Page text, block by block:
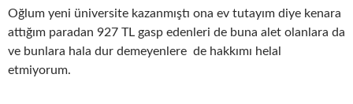
Oğlum yeni üniversite kazanmıştı ona ev tutayım diye kenara
attığım paradan 927 TL gasp edenleri de buna alet olanlara da
ve bunlara hala dur demeyenlere de hakkımı helal
etmiyorum.